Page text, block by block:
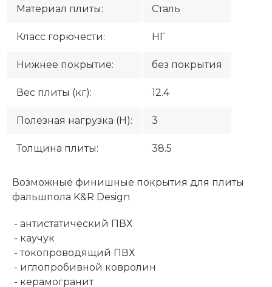
Материал плиты: Сталь
Класс горючести: НГ
Нижнее покрытие: без покрытия
Вес плиты (кг): 12.4
Полезная нагрузка (H): 3
Толщина плиты: 38.5
Возможные финишные покрытия для плиты
фальшпола K&R Design
- антистатический ПВХ
- каучук
- токопроводящий ПВХ
- иглопробивной ковролин
- керамогранит